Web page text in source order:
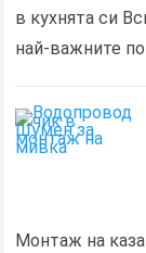
в кухнята си
най-важните
Монтаж на